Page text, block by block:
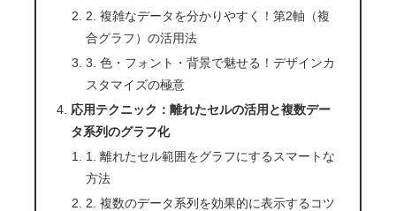
2. 複雑なデータを分かりやすく！第2軸（複
合グラフ）の活用法
3. 色・フォント・背景で魅せる！デザインカ
スタマイズの極意
応用テクニック：離れたセルの活用と複数デー
タ系列のグラフ化
1. 離れたセル範囲をグラフにするスマートな
方法
2. 複数のデータ系列を効果的に表示するコツ